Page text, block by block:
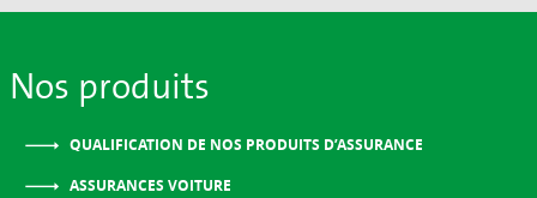
Nos produits
QUALIFICATION DE NOS PRODUITS D’ASSURANCE
ASSURANCES VOITURE